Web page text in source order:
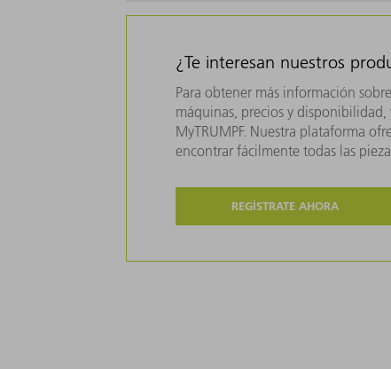
¿Te interesan nuestros
Para obtener más información
máquinas, precios y disponibilidad,
MyTRUMPF. Nuestra plataforma
encontrar fácilmente todas las
REGÍSTRATE AHORA